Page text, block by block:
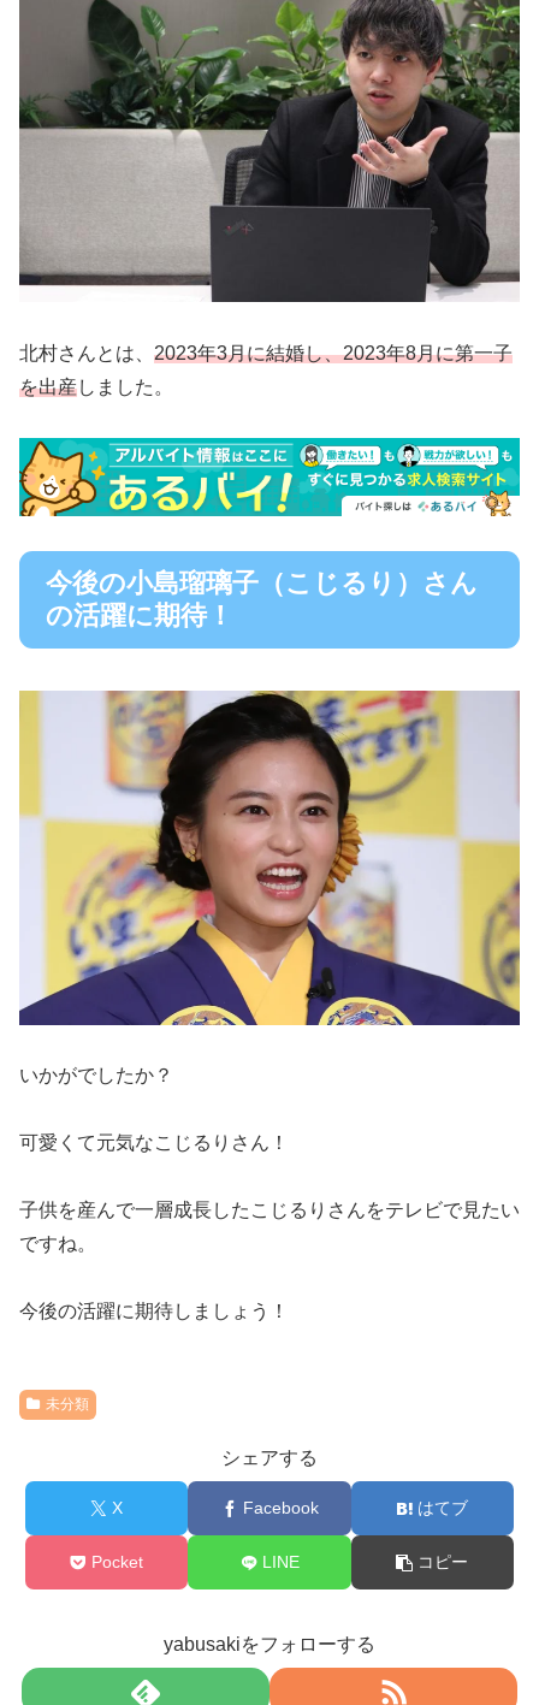
北村さんとは、 2023年3月に結婚し、2023年8月に第一子
を出産しました。
今後の小島瑠璃子（こじるり）さん
の活躍に期待！
いかがでしたか？
可愛くて元気なこじるりさん！
子供を産んで一層成長したこじるりさんをテレビで見たい
ですね。
今後の活躍に期待しましょう！
未分類
シェアする
X Facebook はてブ
Pocket LINE コピー
yabusakiをフォローする